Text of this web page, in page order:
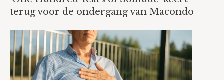
terug voor de ondergang van Macondo